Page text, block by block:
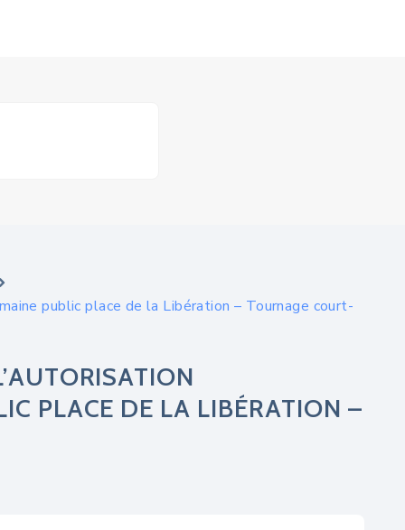
public place de la Libération – Tournage court-
PLACE DE LA LIBÉRATION –